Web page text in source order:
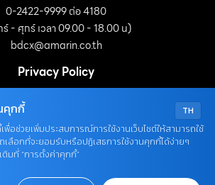
0-2422-9999 ต่อ 4180
- ศุกร์ เวลา 09.00 - 18.00 น)
bdcx@amarin.co.th
Privacy Policy
OUR SOCIALS
TH
คุกกี้
พื่อช่วยเพิ่มประสบการณ์การใช้งานเว็บไซต์ให้สามารถใช้
ลือกที่จะยอมรับหรือปฏิเสธการใช้งานคุกกี้ได้ง่ายๆ
ติมที่ “การตั้งค่าคุกกี้”